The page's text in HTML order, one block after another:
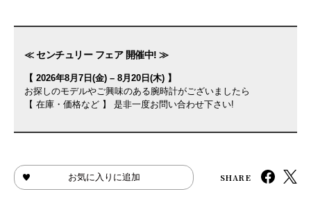
≪ センチュリー フェア 開催中! ≫
【 2026年8月7日(金) – 8月20日(木) 】
お探しのモデルやご興味のある腕時計がございましたら
【 在庫・価格など 】 是非一度お問い合わせ下さい!
お気に入りに追加 SHARE